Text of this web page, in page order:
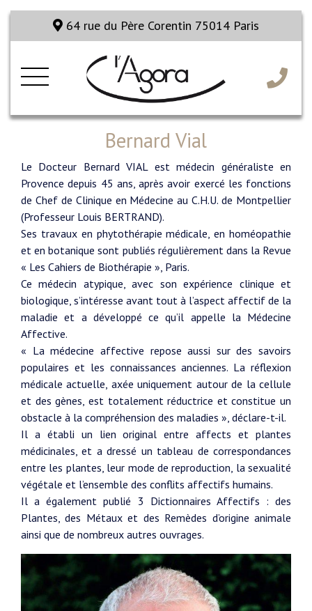
64 rue du Père Corentin 75014 Paris
Bernard Vial
Le Docteur Bernard VIAL est médecin généraliste en
Provence depuis 45 ans, après avoir exercé les fonctions
de Chef de Clinique en Médecine au C.H.U. de Montpellier
(Professeur Louis BERTRAND).
Ses travaux en phytothérapie médicale, en homéopathie
et en botanique sont publiés régulièrement dans la Revue
« Les Cahiers de Biothérapie », Paris.
Ce médecin atypique, avec son expérience clinique et
biologique, s’intéresse avant tout à l’aspect affectif de la
maladie et a développé ce qu’il appelle la Médecine
Affective.
« La médecine affective repose aussi sur des savoirs
populaires et les connaissances anciennes. La réflexion
médicale actuelle, axée uniquement autour de la cellule
et des gènes, est totalement réductrice et constitue un
obstacle à la compréhension des maladies », déclare-t-il.
Il a établi un lien original entre affects et plantes
médicinales, et a dressé un tableau de correspondances
entre les plantes, leur mode de reproduction, la sexualité
végétale et l’ensemble des conflits affectifs humains.
Il a également publié 3 Dictionnaires Affectifs : des
Plantes, des Métaux et des Remèdes d’origine animale
ainsi que de nombreux autres ouvrages.